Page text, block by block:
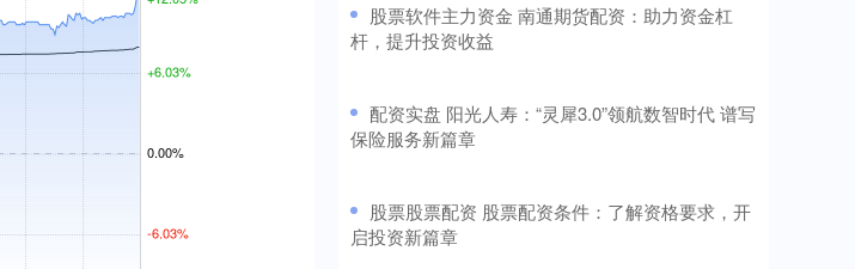
​股票软件主力资金 南通期货配资：助力资金杠
杆，提升投资收益
​配资实盘 阳光人寿：“灵犀3.0”领航数智时代 谱写
保险服务新篇章
​股票股票配资 股票配资条件：了解资格要求，开
启投资新篇章